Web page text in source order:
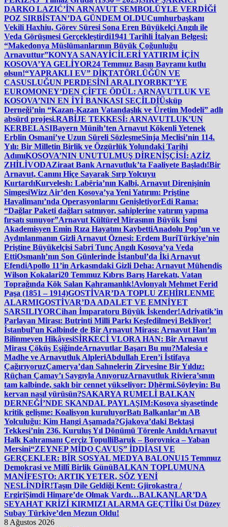
DARKO LAZIĆ’İN ARNAVUT SEMBOLÜYLE VERDİĞİ
POZ SIRBİSTAN’DA GÜNDEM OLDUCumhurbaşkanı
Vekili Haxhiu, Görev Süresi Sona Eren Büyükelçi Angılı ile
Veda Görüşmesi Gerçekleştirdi1941 Tarihli İtalyan Belgesi:
“Makedonya Müslümanlarının Büyük Çoğunluğu
Arnavuttur”KONYA SANAYİCİLERİ YATIRIM İÇİN
KOSOVA’YA GELİYOR24 Temmuz Basın Bayramı kutlu
olsun!“YAPRAKLI EV” DİKTATÖRLÜĞÜN VE
CASUSLUĞUN PERDESİNİ ARALIYORBKT’YE
EUROMONEY’DEN ÇİFTE ÖDÜL: ARNAVUTLUK VE
KOSOVA’NIN EN İYİ BANKASI SEÇİLDİÜsküp
Derneği’nin “Kazan-Kazan Vatandaşlık ve Üretim Modeli” adlı
absürd projesi.RABİJE TEKKESİ: ARNAVUTLUK’UN
KERBELASIBayern Münih’ten Arnavut Kökenli Yetenek
Erblin Osmani’ye Uzun Süreli SözleşmeSinja Meclisi’nin 114.
Yılı: Bir Milletin Birlik ve Özgürlük Yolundaki Tarihi
AdımıKOSOVA’NIN UNUTULMUŞ DİRENİŞÇİSİ: AZİZ
ZHİLİVODAZiraat Bank Arnavutluk’ta Faaliyete Başladı!Bir
Arnavut, Canını Hiçe Sayarak Sırp Yolcuyu
KurtardıKurvelesh: Labëria’nın Kalbi, Arnavut Direnişinin
SimgesiWizz Air’den Kosova’ya Yeni Yatırım: Priştine
Havalimanı’nda Operasyonlarını GenişletiyorEdi Rama:
“Dağlar Paketi dağları satmıyor, sahiplerine yatırım yapma
fırsatı sunuyor”Arnavut Kültürel Mirasının Büyük İsmi
Akademisyen Emin Rıza Hayatını KaybettiAnadolu Pop’un ve
Aydınlanmanın Gizli Arnavut Öznesi: Erdem BuriTürkiye’nin
Priştine Büyükelçisi Sabri Tunç Angılı Kosova’ya Veda
EttiOsmanlı’nın Son Günlerinde İstanbul’da İki Arnavut
EfendiApollo 11’in Arkasındaki Gizli Deha: Arnavut Mühendis
Wilson Kokalari20 Temmuz Kıbrıs Barış Harekatı, Vatan
Toprağında Kök Salan Kahramanlık!Avlonyalı Mehmet Ferid
Paşa (1851 – 1914)GOSTİVAR’DA TOPLU ZEHİRLENME
ALARMIGOSTİVAR’DA ADALET VE EMNİYET
SARSILIYORCihan İmparatoru Büyük İskender!Adriyatik’in
Parlayan Mirası: Butrinti Milli Parkı Keşfedilmeyi Bekliyor!
İstanbul’un Kalbinde de Bir Arnavut Mirası: Arnavut Han’ın
Bilinmeyen HikâyesiSİRKECİ VLORA HAN: Bir Arnavut
Mirası Çöküş EşiğindeArnavutlar Başarı Bu mu?Malesia e
Madhe ve Arnavutluk AlpleriAbdullah Eren’i İstifaya
ÇağırıyoruzÇamerya’dan Sahnelerin Zirvesine Bir Yıldız:
Rüçhan Çamay’ı Saygıyla AnıyoruzArnavutluk Riviera’sının
tam kalbinde, saklı bir cennet yükseliyor: Dhërmi.Söyleyin: Bu
kervan nasıl yürüsün?SAKARYA RUMELİ BALKAN
DERNEĞİ’NDE SKANDAL PAYLAŞIM:Kosova siyasetinde
kritik gelişme: Koalisyon kuruluyorBatı Balkanlar’ın AB
Yolculuğu: Kim Hangi Aşamada?Gjakova’daki Bektaşi
Tekkesi’nin 236. Kuruluş Yıl Dönümü Törenle AnıldıArnavut
Halk Kahramanı Çerçiz TopulliBaruk – Borovnica – Yaban
Mersini“ZEYNEP MİDO ÇAVUŞ” İDDİASI VE
GERÇEKLER: BİR SOSYAL MEDYA BALONU15 Temmuz
Demokrasi ve Millî Birlik GünüBALKAN TOPLUMUNA
MANİFESTO: ARTIK YETER, SÖZ YENİ
NESLİNDİR!Taşın Dile Geldiği Kent: Gjirokastra /
ErgiriŞimdi Himare’de Olmak Vardı…BALKANLAR’DA
SEYAHAT KRİZİ KIRMIZI ALARMA GEÇTİİki Üst Düzey
Subay Türkiye’den Mezun Oldu!
8 Ağustos 2026